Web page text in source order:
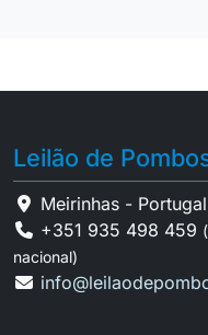
Leilão de
Meirinhas - Portugal
+351 935 498 459
nacional)